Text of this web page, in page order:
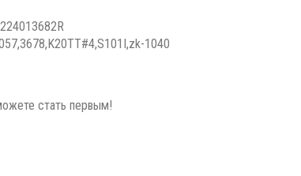
1040
стать первым!